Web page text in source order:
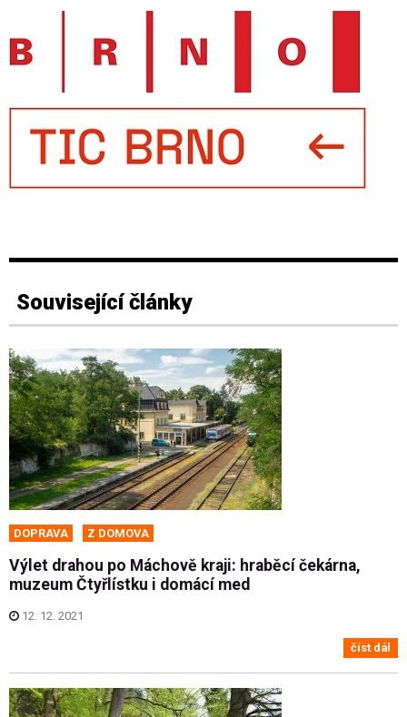
Související články
DOPRAVA Z DOMOVA
Výlet drahou po Máchově kraji: hraběcí čekárna,
muzeum Čtyřlístku i domácí med
12. 12. 2021
číst dál